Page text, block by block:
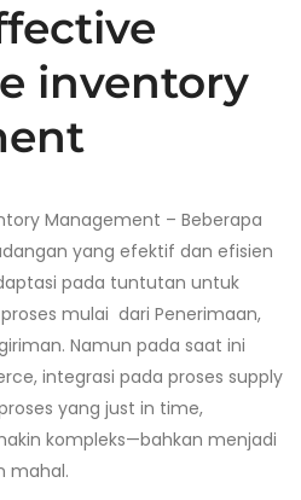
inventory
Management – Beberapa
yang efektif dan efisien
pada tuntutan untuk
mulai dari Penerimaan,
Namun pada saat ini
integrasi pada proses supply
yang just in time,
kompleks—bahkan menjadi
mahal.